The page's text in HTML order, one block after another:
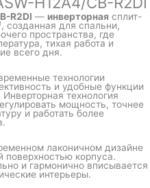
R2DI — инверторная сплит-
, созданная для спальни,
пространства, где
тихая работа и
всего дня.
технологии
и удобные функции
технология
мощность, точнее
и работать более
лаконичном дизайне
поверхностью корпуса.
и гармонично вписывается
интерьеры.